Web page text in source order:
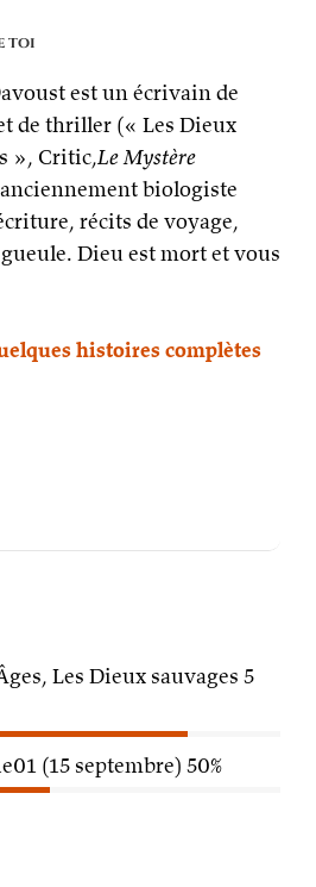
toi
est un écrivain de
de thriller (« Les Dieux
», Critic,Le Mystère
biologiste
récits de voyage,
Dieu est mort et vous
histoires complètes
Les Dieux sauvages 5
(15 septembre) 50%